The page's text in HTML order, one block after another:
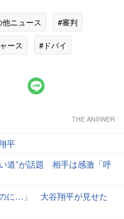
ニュース
#審判
ース
#ドバイ
THE ANSWER
平
道”が話題 相手は感激「呼
のに…」 大谷翔平が見せた